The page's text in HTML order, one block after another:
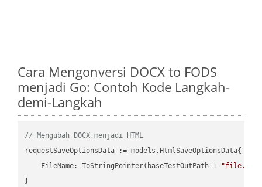
Cara Mengonversi DOCX to FODS
menjadi Go: Contoh Kode Langkah-
demi-Langkah
// Mengubah DOCX menjadi HTML
requestSaveOptionsData := models.HtmlSaveOptionsData{
    FileName: ToStringPointer(baseTestOutPath +
}